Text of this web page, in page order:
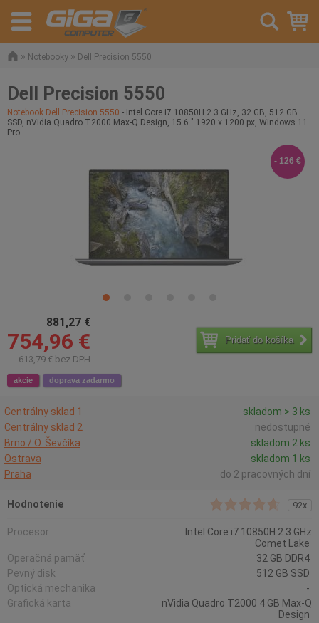
» Notebooky » Dell Precision 5550
Dell Precision 5550
Notebook Dell Precision 5550 - Intel Core i7 10850H 2.3 GHz, 32 GB, 512 GB
SSD, nVidia Quadro T2000 Max-Q Design, 15.6 " 1920 x 1200 px, Windows 11
Pro
881,27 €
754,96 €
613,79 € bez DPH
Pridať do košíka
akcie doprava zadarmo
- 126 €
Centrálny sklad 1
skladom > 3 ks
Centrálny sklad 2
nedostupné
Brno / O. Ševčíka
skladom 2 ks
Ostrava
skladom 1 ks
Praha
do 2 pracovných dní
Hodnotenie 92x
Procesor
Intel Core i7 10850H 2.3 GHz
Comet Lake
Operačná pamäť
32 GB DDR4
Pevný disk
512 GB SSD
Optická mechanika
-
Grafická karta
nVidia Quadro T2000 4 GB Max-Q
Design